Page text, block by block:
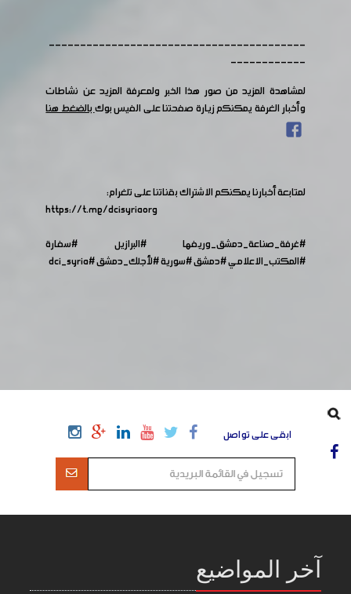
-----------------------------------------
------------
لمشاهدة المزيد من صور هذا الخبر ولمعرفة المزيد عن نشاطات
وأخبار الغرفة يمكنكم زيارة صفحتنا على الفيس بوكبالضغط هنا
لمتابعة أخبارنا يمكنكم الاشتراك بقناتنا على تلغرام:
https://t.me/dcisyriaorg
#غرفة_صناعة_دمشق_وريفها
#البرازيل
#سفارة
#المكتب_الاعلامي#دمشق#سورية#لأجلك_دمشق#dci_syria
ابقى على تواصل
آخر المواضيع